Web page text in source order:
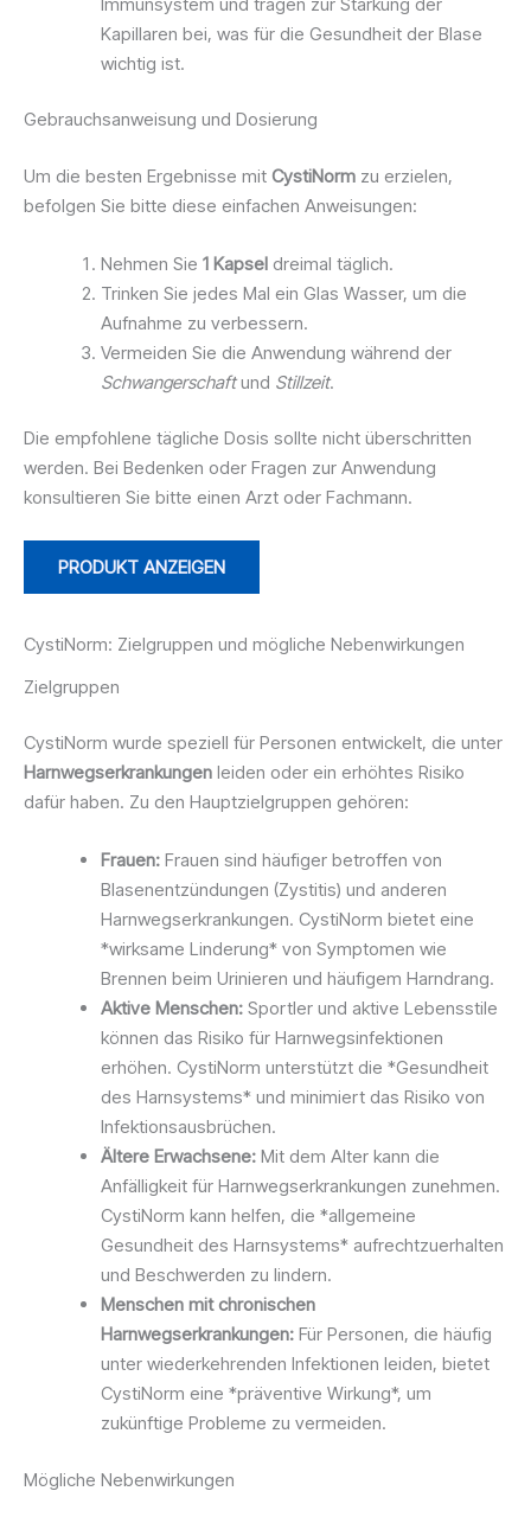
Kapillaren bei, was für die Gesundheit der Blase
wichtig ist.
Gebrauchsanweisung und Dosierung
Um die besten Ergebnisse mit CystiNorm zu erzielen,
befolgen Sie bitte diese einfachen Anweisungen:
Nehmen Sie 1 Kapsel dreimal täglich.
Trinken Sie jedes Mal ein Glas Wasser, um die
Aufnahme zu verbessern.
Vermeiden Sie die Anwendung während der
Schwangerschaftund Stillzeit.
Die empfohlene tägliche Dosis sollte nicht überschritten
werden. Bei Bedenken oder Fragen zur Anwendung
konsultieren Sie bitte einen Arzt oder Fachmann.
PRODUKT ANZEIGEN
CystiNorm: Zielgruppen und mögliche Nebenwirkungen
Zielgruppen
CystiNorm wurde speziell für Personen entwickelt, die unter
Harnwegserkrankungen leiden oder ein erhöhtes Risiko
dafür haben. Zu den Hauptzielgruppen gehören:
Frauen: Frauen sind häufiger betroffen von
Blasenentzündungen (Zystitis) und anderen
Harnwegserkrankungen. CystiNorm bietet eine
*wirksame Linderung* von Symptomen wie
Brennen beim Urinieren und häufigem Harndrang.
Aktive Menschen: Sportler und aktive Lebensstile
können das Risiko für Harnwegsinfektionen
erhöhen. CystiNorm unterstützt die *Gesundheit
des Harnsystems* und minimiert das Risiko von
Infektionsausbrüchen.
Ältere Erwachsene: Mit dem Alter kann die
Anfälligkeit für Harnwegserkrankungen zunehmen.
CystiNorm kann helfen, die *allgemeine
Gesundheit des Harnsystems* aufrechtzuerhalten
und Beschwerden zu lindern.
Menschen mit chronischen
Harnwegserkrankungen: Für Personen, die häufig
unter wiederkehrenden Infektionen leiden, bietet
CystiNorm eine *präventive Wirkung*, um
zukünftige Probleme zu vermeiden.
Mögliche Nebenwirkungen